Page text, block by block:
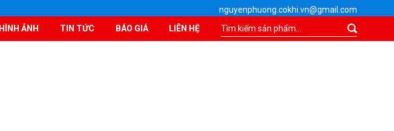
nguyenphuong.cokhi.vn@gmail.com
HÌNH ẢNH TIN TỨC BÁO GIÁ LIÊN HỆ